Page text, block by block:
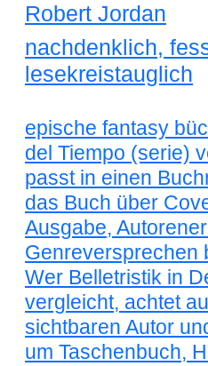
Robert Jordan
nachdenklich,
lesekreistauglich
epische fantasy
del Tiempo (serie)
passt in einen
das Buch über
Ausgabe,
Genreversprechen
Wer Belletristik in
vergleicht, achtet
sichtbaren Autor
um Taschenbuch,